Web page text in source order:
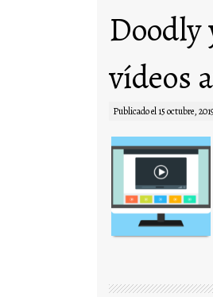
Doodly
vídeos
Publicado el15 octubre,